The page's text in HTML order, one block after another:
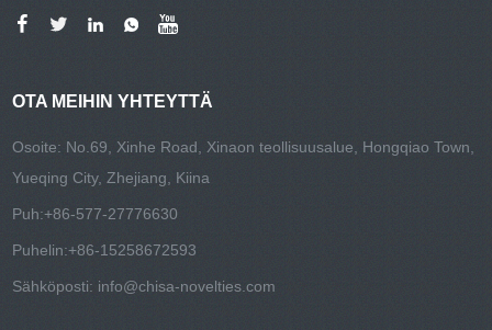
OTA MEIHIN YHTEYTTÄ
Osoite: No.69, Xinhe Road, Xinaon teollisuusalue, Hongqiao Town,
Yueqing City, Zhejiang, Kiina
Puh:+86-577-27776630
Puhelin:+86-15258672593
Sähköposti: info@chisa-novelties.com